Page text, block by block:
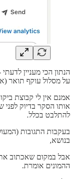
על מסלול עוקף תואר
אמנם אין לי קבוצת
להתלבט בכלל.
בעקבות התגובות
בנושא,
אבל במקום שאכתוב את
ההמונים אומרת.